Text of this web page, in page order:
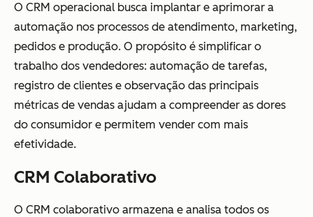
O CRM operacional busca implantar e aprimorar a
automação nos processos de atendimento, marketing,
pedidos e produção. O propósito é simplificar o
trabalho dos vendedores: automação de tarefas,
registro de clientes e observação das principais
métricas de vendas ajudam a compreender as dores
do consumidor e permitem vender com mais
efetividade.
CRM Colaborativo
O CRM colaborativo armazena e analisa todos os